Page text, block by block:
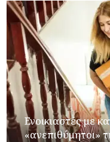
Ενοικιαστές με
«ανεπιθύμητοι»